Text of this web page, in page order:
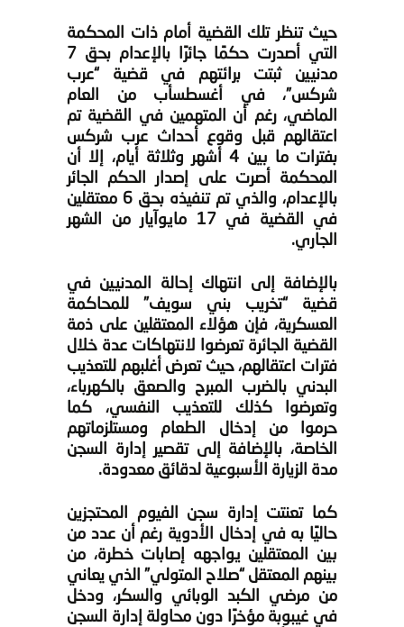
حيث تنظر تلك القضية أمام ذات المحكمة
التي أصدرت حكمًا جائرًا بالإعدام بحق 7
مدنيين ثبتت برائتهم في قضية “عرب
شركس”، في أغسطسأب من العام
الماضي، رغم أن المتهمين في القضية تم
اعتقالهم قبل وقوع أحداث عرب شركس
بفترات ما بين 4 أشهر وثلاثة أيام، إلا أن
المحكمة أصرت على إصدار الحكم الجائر
بالإعدام، والذي تم تنفيذه بحق 6 معتقلين
في القضية في 17 مايوآيار من الشهر
الجاري.
بالإضافة إلى انتهاك إحالة المدنيين في
قضية “تخريب بني سويف” للمحاكمة
العسكرية، فإن هؤلاء المعتقلين على ذمة
القضية الجائرة تعرضوا لانتهاكات عدة خلال
فترات اعتقالهم، حيث تعرض أغلبهم للتعذيب
البدني بالضرب المبرح والصعق بالكهرباء،
وتعرضوا كذلك للتعذيب النفسي، كما
حرموا من إدخال الطعام ومستلزماتهم
الخاصة، بالإضافة إلى تقصير إدارة السجن
مدة الزيارة الأسبوعية لدقائق معدودة.
كما تعنتت إدارة سجن الفيوم المحتجزين
حاليًا به في إدخال الأدوية رغم أن عدد من
بين المعتقلين يواجهه إصابات خطرة، من
بينهم المعتقل “صلاح المتولي” الذي يعاني
من مرضي الكبد الوبائي والسكر، ودخل
في غيبوبة مؤخرًا دون محاولة إدارة السجن